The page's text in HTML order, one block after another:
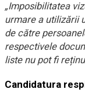
„Imposibilitatea
urmare a utilizării
de către
respectivele
liste nu pot fi
Candidatura